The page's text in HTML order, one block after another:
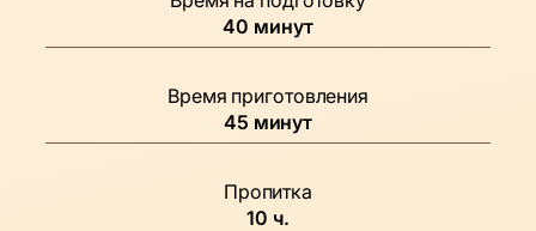
40 минуты
минут
Время приготовления
45минуты
минут
Пропитка
10 часов
ч.